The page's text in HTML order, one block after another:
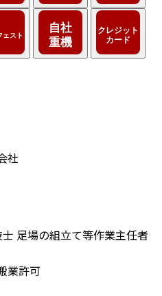
社
足場の組立て等作業主任者
業許可